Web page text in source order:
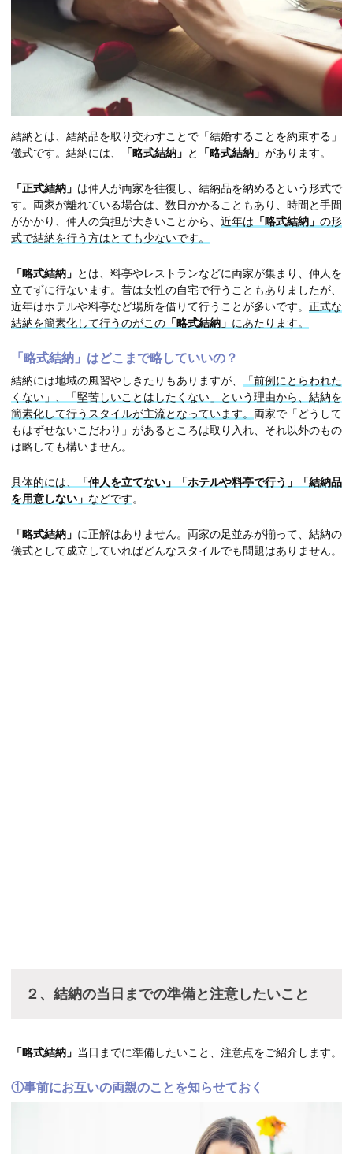
結納とは、結納品を取り交わすことで「結婚することを約束する」
儀式です。結納には、
「略式結納」 と 「略式結納」 があります。
「正式結納」 は仲人が両家を往復し、結納品を納めるという形式で
す。両家が離れている場合は、数日かかることもあり、時間と手間
がかかり、仲人の負担が大きいことから、 近年は 「略式結納」 の形
式で結納を行う方はとても少ないです。
「略式結納」 とは、料亭やレストランなどに両家が集まり、仲人を
立てずに行ないます。昔は女性の自宅で行うこともありましたが、
近年はホテルや料亭など場所を借りて行うことが多いです。 正式な
結納を簡素化して行うのがこの 「略式結納」 にあたります。
「略式結納」はどこまで略していいの？
結納には地域の風習やしきたりもありますが、
「前例にとらわれた
くない」、「堅苦しいことはしたくない」という理由から、結納を
簡素化して行うスタイルが主流となっています。 両家で「どうして
もはずせないこだわり」があるところは取り入れ、それ以外のもの
は略しても構いません。
具体的には、
「仲人を立てない」「ホテルや料亭で行う」「結納品
を用意しない」 などです。
「略式結納」 に正解はありません。両家の足並みが揃って、結納の
儀式として成立していればどんなスタイルでも問題はありません。
２、結納の当日までの準備と注意したいこと
「略式結納」 当日までに準備したいこと、注意点をご紹介します。
①事前にお互いの両親のことを知らせておく